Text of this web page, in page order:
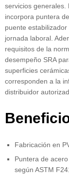
servicios generales.
incorpora puntera
puente
jornada laboral.
requisitos de la
desempeño SRA
superficies
corresponden a la
distribuidor
Fabricación en
Puntera de
según ASTM